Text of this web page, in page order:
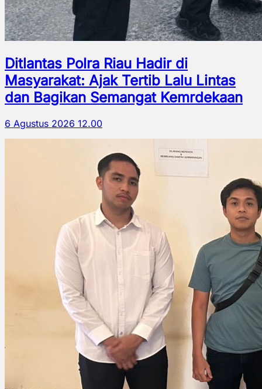
Ditlantas Polra Riau Hadir di
Masyarakat: Ajak Tertib Lalu Lintas
dan Bagikan Semangat Kemrdekaan
6 Agustus 2026 12.00